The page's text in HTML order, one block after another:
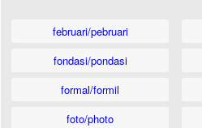
februari/pebruari
fondasi/pondasi
formal/formil
foto/photo